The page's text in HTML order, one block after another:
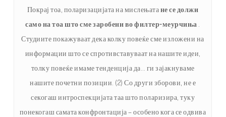
Покрај тоа, поларизацијата на мислењата не се должи
само на тоа што сме заробени во филтер-меурчиња .
Студиите покажуваат дека колку повеќе сме изложени на
информации што се спротивставуваат на нашите идеи,
толку повеќе имаме тенденција да… ги зајакнуваме
нашите почетни позиции. (2) Со други зборови, не е
секогаш интроспекцијата таа што поларизира, туку
понекогаш самата конфронтација – особено кога се одвива